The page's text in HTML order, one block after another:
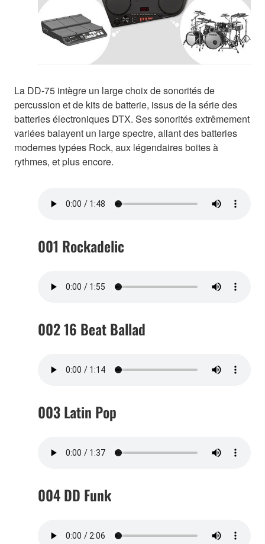
La DD-75 intègre un large choix de sonorités de
percussion et de kits de batterie, issus de la série des
batteries électroniques DTX. Ses sonorités extrêmement
variées balayent un large spectre, allant des batteries
modernes typées Rock, aux légendaires boites à
rythmes, et plus encore.
001 Rockadelic
002 16 Beat Ballad
003 Latin Pop
004 DD Funk